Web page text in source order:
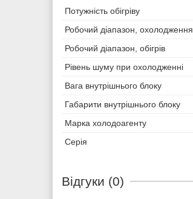
Потужність обігріву
Робочий діапазон, охолодження
Робочий діапазон, обігрів
Рівень шуму при охолодженні
Вага внутрішнього блоку
Габарити внутрішнього блоку
Марка холодоагенту
Серія
Відгуки (0)